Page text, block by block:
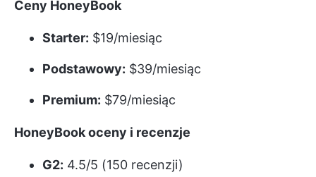
Ceny HoneyBook
Starter: $19/miesiąc
Podstawowy: $39/miesiąc
Premium: $79/miesiąc
HoneyBook oceny i recenzje
G2: 4.5/5 (150 recenzji)